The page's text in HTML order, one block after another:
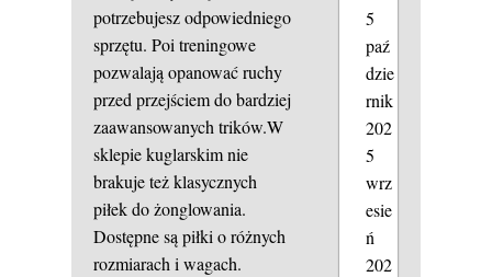
potrzebujesz odpowiedniego
sprzętu. Poi treningowe
pozwalają opanować ruchy
przed przejściem do bardziej
zaawansowanych trików.W
sklepie kuglarskim nie
brakuje też klasycznych
piłek do żonglowania.
Dostępne są piłki o różnych
rozmiarach i wagach.
5
paź
dzie
rnik
202
5
wrz
esie
ń
202